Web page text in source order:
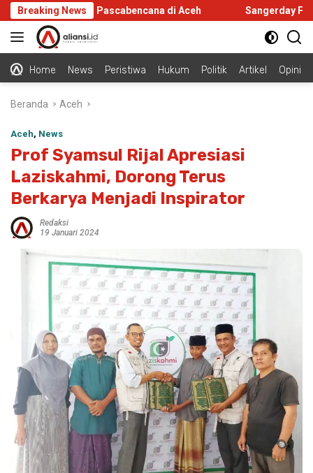
Langsung
ke
konten
Breaking News
Infrastruktur Pascabencana di Aceh Sangerday Fest
Home News Peristiwa Hukum Politik Artikel Opini
Beranda Aceh
Aceh, News
Prof Syamsul Rijal Apresiasi
Laziskahmi, Dorong Terus
Berkarya Menjadi Inspirator
Redaksi
19 Januari 2024